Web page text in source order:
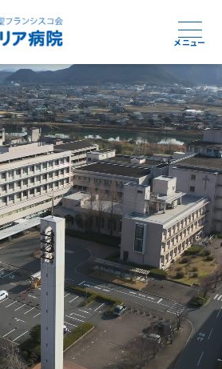
メニュー
心をあなたに
ける地域医療
ら終末期まで
支える医療
ら回復期へと
なぐ医療
育てる医療